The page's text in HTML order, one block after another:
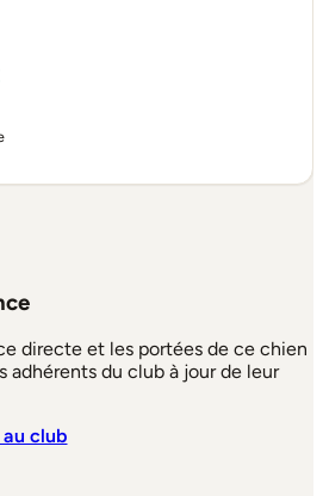
directe et les portées de ce chien
adhérents du club à jour de leur
club